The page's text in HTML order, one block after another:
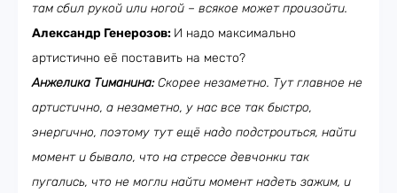
там сбил рукой или ногой – всякое может произойти.
Александр Генерозов: И надо максимально
артистично её поставить на место?
Анжелика Тиманина:Скорее незаметно. Тут главное не
артистично, а незаметно, у нас все так быстро,
энергично, поэтому тут ещё надо подстроиться, найти
момент и бывало, что на стрессе девчонки так
пугались, что не могли найти момент надеть зажим, и